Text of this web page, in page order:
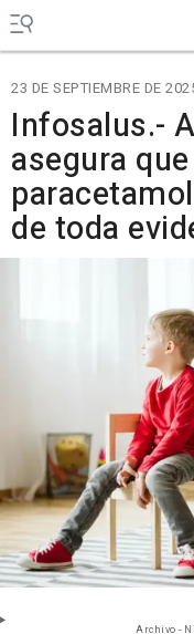
23 DE SEPTIEMBRE DE
Infosalus.-
asegura
de toda
Archivo -